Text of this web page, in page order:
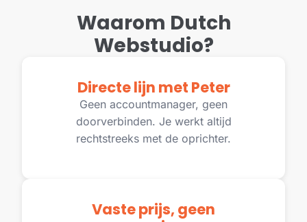
Waarom Dutch
Webstudio?
Directe lijn met Peter
Geen accountmanager, geen
doorverbinden. Je werkt altijd
rechtstreeks met de oprichter.
Vaste prijs, geen